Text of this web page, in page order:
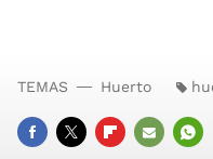
TEMAS Huerto